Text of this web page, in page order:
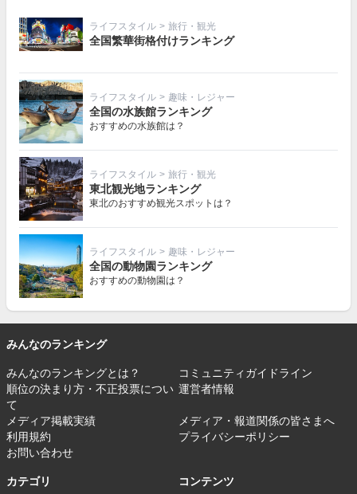
ライフスタイル > 旅行・観光
全国繁華街格付けランキング
ライフスタイル > 趣味・レジャー
全国の水族館ランキング
おすすめの水族館は？
ライフスタイル > 旅行・観光
東北観光地ランキング
東北のおすすめ観光スポットは？
ライフスタイル > 趣味・レジャー
全国の動物園ランキング
おすすめの動物園は？
みんなのランキング
みんなのランキングとは？
コミュニティガイドライン
順位の決まり方・不正投票につい
て
運営者情報
メディア掲載実績
メディア・報道関係の皆さまへ
利用規約
プライバシーポリシー
お問い合わせ
カテゴリ コンテンツ